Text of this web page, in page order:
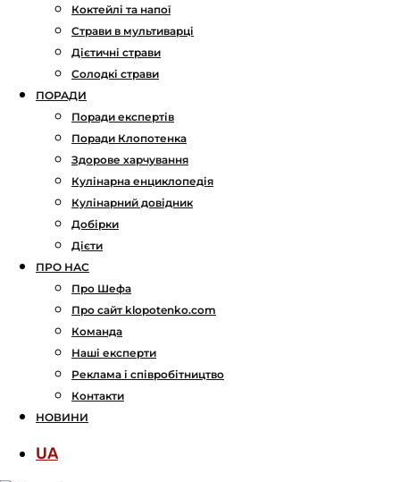
Коктейлі та напої
Страви в мультиварці
Дієтичні страви
Солодкі страви
ПОРАДИ
Поради експертів
Поради Клопотенка
Здорове харчування
Кулінарна енциклопедія
Кулінарний довідник
Добірки
Дієти
ПРО НАС
Про Шефа
Про сайт klopotenko.com
Команда
Наші експерти
Реклама і співробітництво
Контакти
НОВИНИ
UA